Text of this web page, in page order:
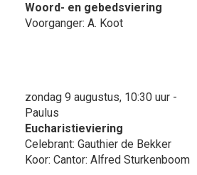
Woord- en gebedsviering
Voorganger: A. Koot
zondag 9 augustus, 10:30 uur -
Paulus
Eucharistieviering
Celebrant: Gauthier de Bekker
Koor: Cantor: Alfred Sturkenboom